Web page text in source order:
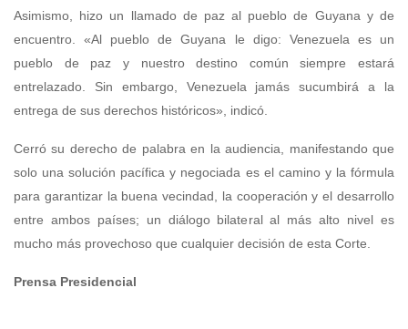
Asimismo, hizo un llamado de paz al pueblo de Guyana y de
encuentro. «Al pueblo de Guyana le digo: Venezuela es un
pueblo de paz y nuestro destino común siempre estará
entrelazado. Sin embargo, Venezuela jamás sucumbirá a la
entrega de sus derechos históricos», indicó.
Cerró su derecho de palabra en la audiencia, manifestando que
solo una solución pacífica y negociada es el camino y la fórmula
para garantizar la buena vecindad, la cooperación y el desarrollo
entre ambos países; un diálogo bilateral al más alto nivel es
mucho más provechoso que cualquier decisión de esta Corte.
Prensa Presidencial